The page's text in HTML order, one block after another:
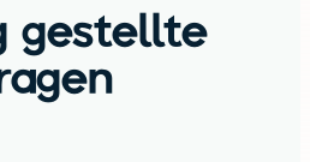
gestellte